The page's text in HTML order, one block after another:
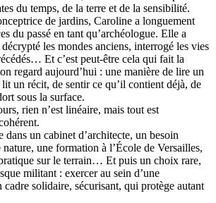
du temps, de la terre et de la sensibilité.
de jardins, Caroline a longuement
du passé en tant qu’archéologue. Elle a
les mondes anciens, interrogé les vies
Et c’est peut-être cela qui fait la
regard aujourd’hui : une manière de lire un
un récit, de sentir ce qu’il contient déjà, de
sous la surface.
rien n’est linéaire, mais tout est
dans un cabinet d’architecte, un besoin
nature, une formation à l’École de Versailles,
sur le terrain… Et puis un choix rare,
militant : exercer au sein d’une
cadre solidaire, sécurisant, qui protège autant